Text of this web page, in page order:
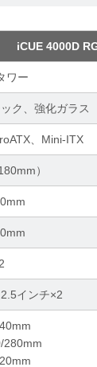
iCUE 4000D
ワー
ク、強化ガラス
、Mini-ITX
）
インチ×2
280mm